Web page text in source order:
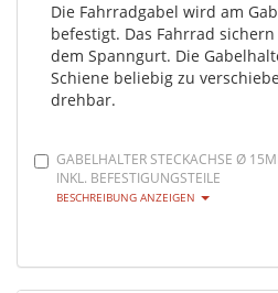
Die Fahrradgabel wird am
befestigt. Das Fahrrad
dem Spanngurt. Die
Schiene beliebig zu
drehbar.
GABELHALTER STECKACHSE Ø
INKL. BEFESTIGUNGSTEILE
BESCHREIBUNG ANZEIGEN